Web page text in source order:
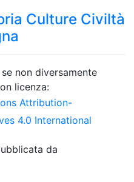
Culture Civiltà
non diversamente
licenza:
Attribution-
4.0 International
da